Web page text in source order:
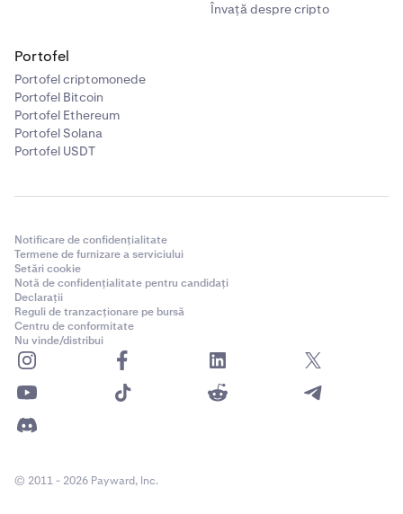
Învață despre cripto
Portofel
Portofel criptomonede
Portofel Bitcoin
Portofel Ethereum
Portofel Solana
Portofel USDT
Notificare de confidențialitate
Termene de furnizare a serviciului
Setări cookie
Notă de confidențialitate pentru candidați
Declarații
Reguli de tranzacționare pe bursă
Centru de conformitate
Nu vinde/distribui
© 2011 - 2026 Payward, Inc.